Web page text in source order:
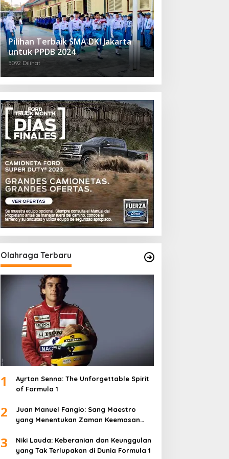
Pilihan Terbaik SMA DKI Jakarta
untuk PPDB 2024
5092 Dilihat
Olahraga Terbaru
1
Ayrton Senna: The Unforgettable Spirit
of Formula 1
2
Juan Manuel Fangio: Sang Maestro
yang Menentukan Zaman Keemasan
3
Niki Lauda: Keberanian dan Keunggulan
yang Tak Terlupakan di Dunia Formula 1